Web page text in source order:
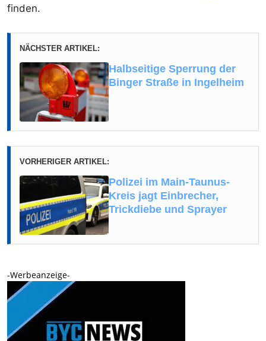
finden.
NÄCHSTER ARTIKEL:
Halbseitige Sperrung der
Binger Straße in Ingelheim
VORHERIGER ARTIKEL:
Polizei im Main-Taunus-
Kreis jagt Einbrecher,
Trickdiebe und Sprayer
-Werbeanzeige-